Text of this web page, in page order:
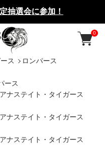
抽選会に参加！
0
ス
ロンパース
ース
ナステイト・タイガース
ナステイト・タイガース
ナステイト・タイガース